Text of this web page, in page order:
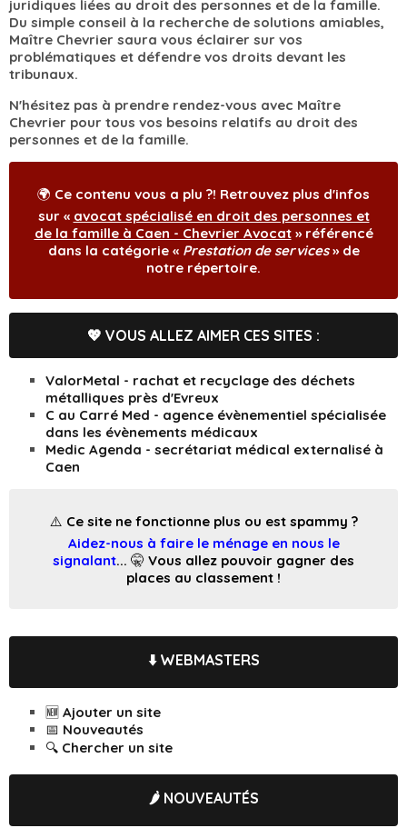
juridiques liées au droit des personnes et de la famille.
Du simple conseil à la recherche de solutions amiables,
Maître Chevrier saura vous éclairer sur vos
problématiques et défendre vos droits devant les
tribunaux.
N'hésitez pas à prendre rendez-vous avec Maître
Chevrier pour tous vos besoins relatifs au droit des
personnes et de la famille.
🌍 Ce contenu vous a plu ?! Retrouvez plus d'infos
sur « avocat spécialisé en droit des personnes et
de la famille à Caen - Chevrier Avocat» référencé
dans la catégorie « Prestation de services» de
notre répertoire.
💖 VOUS ALLEZ AIMER CES SITES :
ValorMetal - rachat et recyclage des déchets
métalliques près d'Evreux
C au Carré Med - agence évènementiel spécialisée
dans les évènements médicaux
Medic Agenda - secrétariat médical externalisé à
Caen
⚠️ Ce site ne fonctionne plus ou est spammy ?
Aidez-nous à faire le ménage en nous le
signalant... 🤫 Vous allez pouvoir gagner des
places au classement !
⬇️ WEBMASTERS
🆕 Ajouter un site
📅 Nouveautés
🔍 Chercher un site
🌶️ NOUVEAUTÉS